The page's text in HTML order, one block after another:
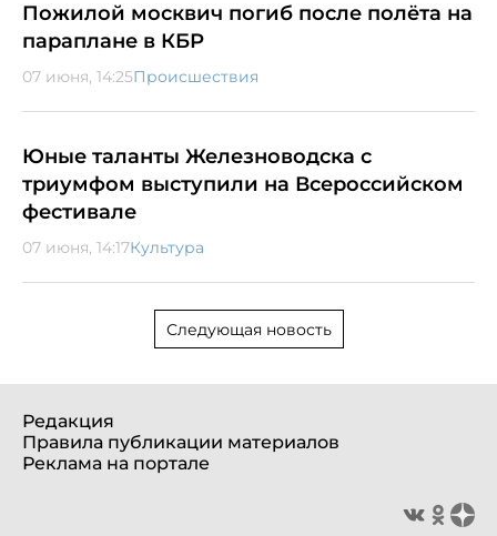
Пожилой москвич погиб после полёта на
параплане в КБР
07 июня, 14:25Происшествия
Юные таланты Железноводска с
триумфом выступили на Всероссийском
фестивале
07 июня, 14:17Культура
Следующая новость
Редакция
Правила публикации материалов
Реклама на портале